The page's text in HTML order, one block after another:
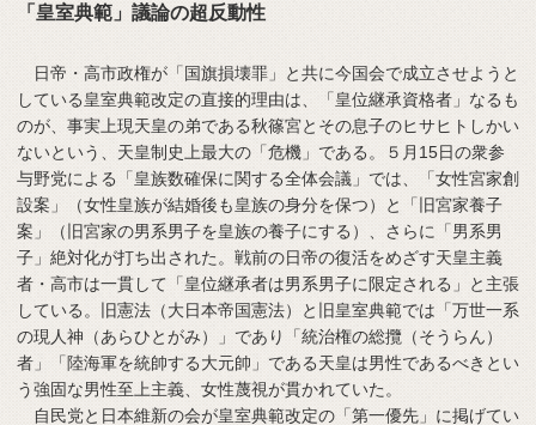
「皇室典範」議論の超反動性
日帝・高市政権が「国旗損壊罪」と共に今国会で成立させようと
している皇室典範改定の直接的理由は、「皇位継承資格者」なるも
のが、事実上現天皇の弟である秋篠宮とその息子のヒサヒトしかい
ないという、天皇制史上最大の「危機」である。５月15日の衆参
与野党による「皇族数確保に関する全体会議」では、「女性宮家創
設案」（女性皇族が結婚後も皇族の身分を保つ）と「旧宮家養子
案」（旧宮家の男系男子を皇族の養子にする）、さらに「男系男
子」絶対化が打ち出された。戦前の日帝の復活をめざす天皇主義
者・高市は一貫して「皇位継承者は男系男子に限定される」と主張
している。旧憲法（大日本帝国憲法）と旧皇室典範では「万世一系
の現人神（あらひとがみ）」であり「統治権の総攬（そうらん）
者」「陸海軍を統帥する大元帥」である天皇は男性であるべきとい
う強固な男性至上主義、女性蔑視が貫かれていた。
自民党と日本維新の会が皇室典範改定の「第一優先」に掲げてい